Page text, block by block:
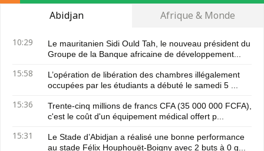
Abidjan Afrique & Monde
10:29
Le mauritanien Sidi Ould Tah, le nouveau président du
Groupe de la Banque africaine de développement...
15:58
L’opération de libération des chambres illégalement
occupées par les étudiants a débuté le samedi 5 ...
15:36
Trente-cinq millions de francs CFA (35 000 000 FCFA),
c'est le coût d'un équipement médical offert p...
15:31
Le Stade d’Abidjan a réalisé une bonne performance
au stade Félix Houphouët-Boigny avec 2 buts à 0 g...